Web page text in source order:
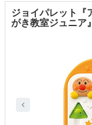
ジョイパレット『
がき教室ジュニア』